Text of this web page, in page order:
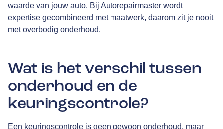
waarde van jouw auto. Bij Autorepairmaster wordt
expertise gecombineerd met maatwerk, daarom zit je nooit
met overbodig onderhoud.
Wat is het verschil tussen
onderhoud en de
keuringscontrole?
Een keuringscontrole is geen gewoon onderhoud, maar